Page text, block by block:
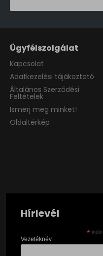
Ügyfélszolgálat
Kapcsolat
Adatkezelési tájákoztató
Általános Szerződési
Feltételek
Ismerj meg minket!
Oldaltérkép
Hírlevél
*
Vezetéknév